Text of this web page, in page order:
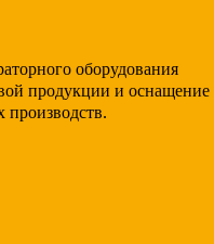
оборудования
продукции и оснащение